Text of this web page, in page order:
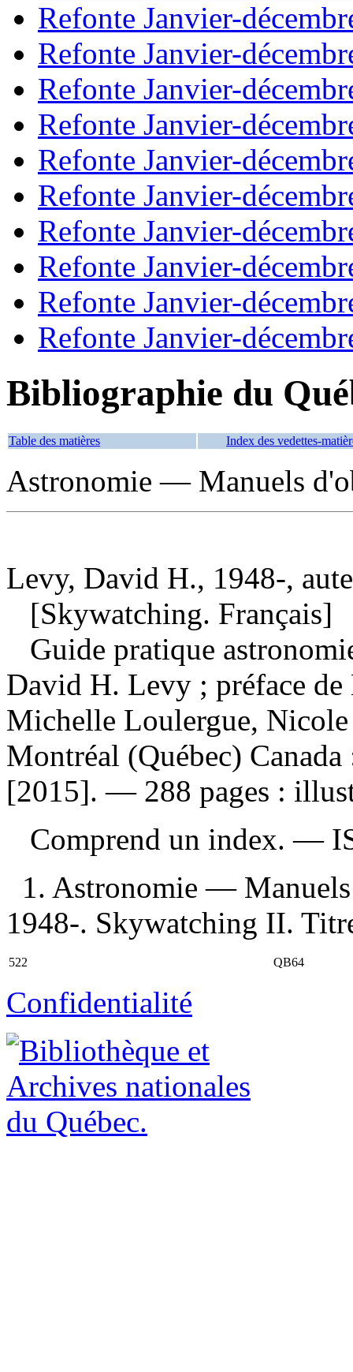
Refonte Janvier-
Refonte Janvier-
Refonte Janvier-
Refonte Janvier-
Refonte Janvier-
Refonte Janvier-
Refonte Janvier-
Refonte Janvier-
Refonte Janvier-
Refonte Janvier-
Bibliographie du
Table des matières Index des vedettes-
Astronomie — Manuels
Levy, David H., 1948-,
[Skywatching. Français]
Guide pratique
David H. Levy ; préface
Michelle Loulergue,
Montréal (Québec)
[2015]. — 288 pages :
Comprend un index. —
1. Astronomie —
1948-. Skywatching II.
522 QB64
Confidentialité